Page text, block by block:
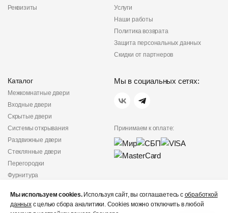
Реквизиты
Услуги
Наши работы
Политика возврата
Защита персональных данных
Скидки от партнеров
Каталог
Межкомнатные двери
Входные двери
Скрытые двери
Системы открывания
Раздвижные двери
Стеклянные двери
Перегородки
Фурнитура
Мы в социальных сетях:
Принимаем к оплате:
конфиденциальности
Не является публичной
Мы используем cookies.Используя сайт, вы соглашаетесь с обработкой
данныхс целью сбора аналитики. Cookies можно отключить в любой